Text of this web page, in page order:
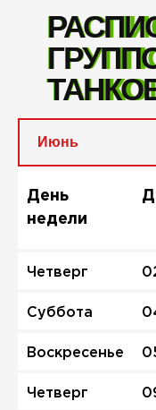
День
недели
Четверг
Суббота
Воскресенье
Четверг